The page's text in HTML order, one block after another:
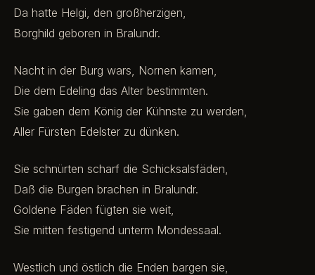
Da hatte Helgi, den großherzigen,
Borghild geboren in Bralundr.
Nacht in der Burg wars, Nornen kamen,
Die dem Edeling das Alter bestimmten.
Sie gaben dem König der Kühnste zu werden,
Aller Fürsten Edelster zu dünken.
Sie schnürten scharf die Schicksalsfäden,
Daß die Burgen brachen in Bralundr.
Goldene Fäden fügten sie weit,
Sie mitten festigend unterm Mondessaal.
Westlich und östlich die Enden bargen sie,